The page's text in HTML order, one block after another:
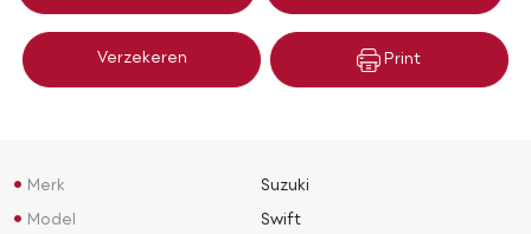
Verzekeren Print
Merk Suzuki
Model Swift